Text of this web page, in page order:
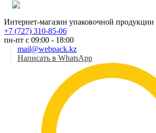
Интернет-магазин упаковочной продукции
+7 (727) 310-85-06
пн-пт с 09:00 - 18:00
mail@webpack.kz
Написать в WhatsApp